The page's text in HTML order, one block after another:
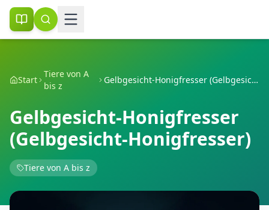
Start
Tiere von A
bis z
Gelbgesicht-Honigfresser (Gelbgesicht-Honigfresser)
Gelbgesicht-Honigfresser
(Gelbgesicht-Honigfresser)
Tiere von A bis z